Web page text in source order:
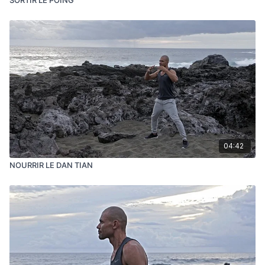
04:42
NOURRIR LE DAN TIAN